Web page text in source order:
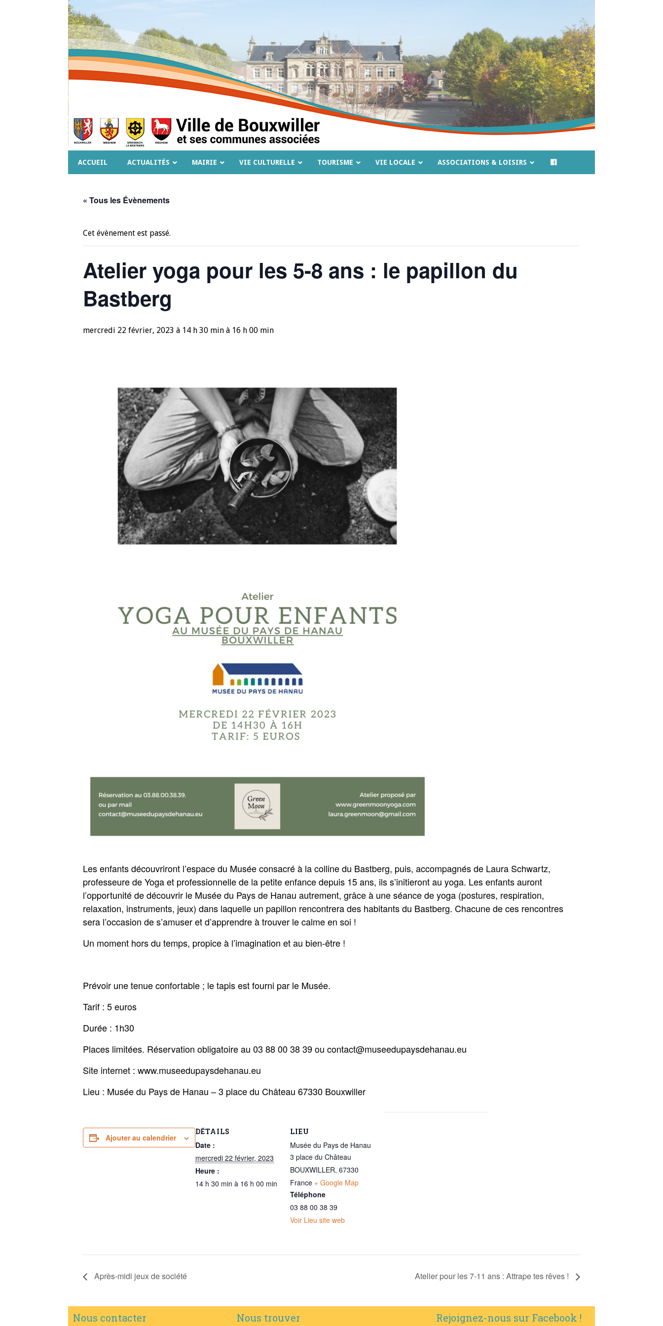
ACCUEIL ACTUALITÉS MAIRIE VIE CULTURELLE TOURISME VIE LOCALE ASSOCIATIONS & LOISIRS
« Tous les Évènements
Cet évènement est passé.
Atelier yoga pour les 5-8 ans : le papillon du
Bastberg
mercredi 22 février, 2023 à 14 h 30 min à 16 h 00 min
Les enfants découvriront l’espace du Musée consacré à la colline du Bastberg, puis, accompagnés de Laura Schwartz,
professeure de Yoga et professionnelle de la petite enfance depuis 15 ans, ils s’initieront au yoga. Les enfants auront
l’opportunité de découvrir le Musée du Pays de Hanau autrement, grâce à une séance de yoga (postures, respiration,
relaxation, instruments, jeux) dans laquelle un papillon rencontrera des habitants du Bastberg. Chacune de ces rencontres
sera l’occasion de s’amuser et d’apprendre à trouver le calme en soi !
Un moment hors du temps, propice à l’imagination et au bien-être !
Prévoir une tenue confortable ; le tapis est fourni par le Musée.
Tarif : 5 euros
Durée : 1h30
Places limitées. Réservation obligatoire au 03 88 00 38 39 ou contact@museedupaysdehanau.eu
Site internet : www.museedupaysdehanau.eu
Lieu : Musée du Pays de Hanau – 3 place du Château 67330 Bouxwiller
Ajouter au calendrier
DÉTAILS
Date :
mercredi 22 février, 2023
Heure :
14 h 30 min à 16 h 00 min
LIEU
Musée du Pays de Hanau
3 place du Château
BOUXWILLER, 67330
France + Google Map
Téléphone
03 88 00 38 39
Voir Lieu site web
Après-midi jeux de société Atelier pour les 7-11 ans : Attrape tes rêves !
Nous contacter Nous trouver Rejoignez-nous sur Facebook !